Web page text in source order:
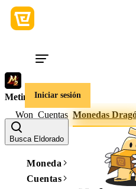
Iniciar sesión
Busca Eldorado
Moneda
Cuentas
Metin2
Won Cuentas Monedas